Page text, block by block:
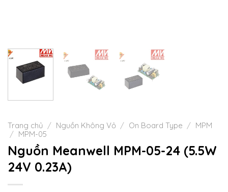
Trang chủ / Nguồn Không Vỏ / On Board Type / MPM
/ MPM-05
Nguồn Meanwell MPM-05-24 (5.5W
24V 0.23A)